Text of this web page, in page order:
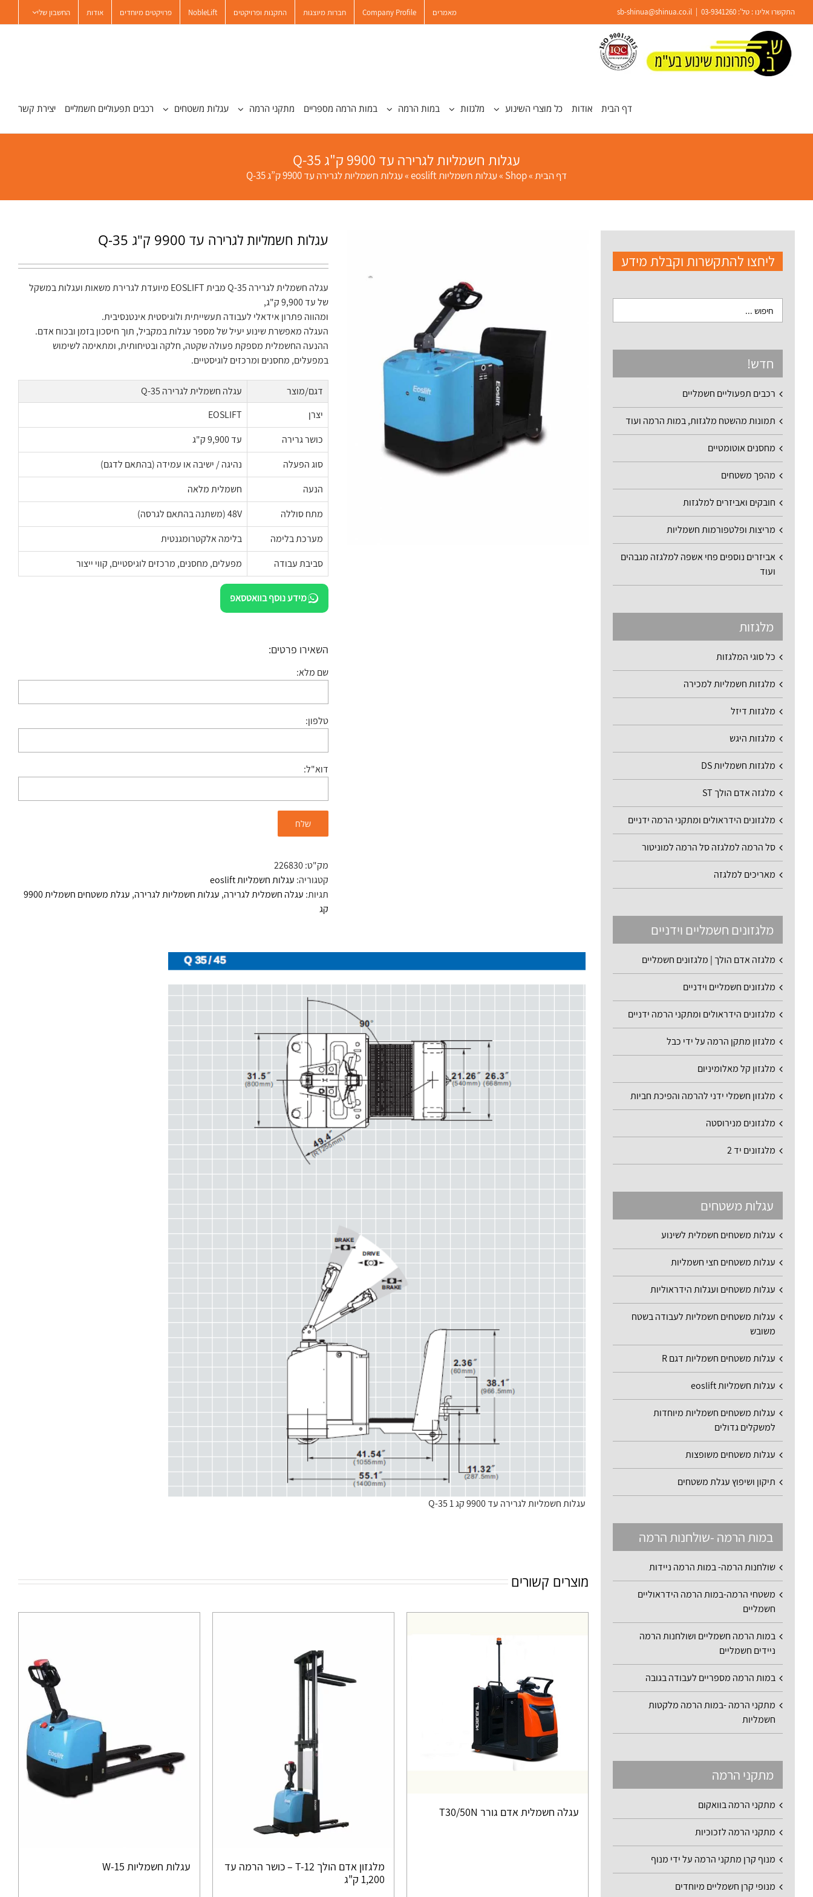
פתח סרגל נגישות
content
התקשרו אלינו : טל': 03-9341260
sb-shinua@shinua.co.il מאמרים Company Profile חברות מיוצגות התקנות ופרויקטים NobleLift פרויקטים מיוחדים אודות החשבון שלי
דף הבית אודות כל מוצרי השינוע מלגזות במות הרמה במות הרמה מספריים מתקני הרמה עגלות משטחים רכבים תפעוליים חשמליים יצירת קשר
עגלות חשמליות לגרירה עד 9900 ק"ג Q-35
דף הבית»
Shop
»עגלות חשמליות eoslift »עגלות חשמליות לגרירה עד 9900 ק”ג Q-35
עגלות חשמליות לגרירה עד 9900 ק"ג Q-35
עגלה חשמלית לגרירה Q-35 מבית EOSLIFT מיועדת לגרירת משאות ועגלות במשקל
של עד 9,900 ק"ג,
ומהווה פתרון אידאלי לעבודה תעשייתית ולוגיסטית אינטנסיבית.
העגלה מאפשרת שינוע יעיל של מספר עגלות במקביל, תוך חיסכון בזמן ובכוח אדם.
ההנעה החשמלית מספקת פעולה שקטה, חלקה ובטיחותית, ומתאימה לשימוש
במפעלים, מחסנים ומרכזים לוגיסטיים.
דגם/מוצר
עגלה חשמלית לגרירה Q-35
יצרן
EOSLIFT
כושר גרירה
עד 9,900 ק"ג
סוג הפעלה
נהיגה / ישיבה או עמידה (בהתאם לדגם)
הנעה
חשמלית מלאה
מתח סוללה
48V (משתנה בהתאם לגרסה)
מערכת בלימה
בלימה אלקטרומגנטית
סביבת עבודה
מפעלים, מחסנים, מרכזים לוגיסטיים, קווי ייצור
מידע נוסף בוואטסאפ
השאירו פרטים:
שם מלא:
טלפון:
דוא"ל:
מק"ט:226830
קטגוריה: עגלות חשמליות eoslift
תגיות: עגלה חשמלית לגרירה, עגלות חשמליות לגרירה,
עגלת משטחים חשמלית 9900
קג
עגלות חשמליות לגרירה עד 9900 קג Q-35 1
מוצרים קשורים
עגלה חשמלית אדם גורר T30/50N
מלגזון אדם הולך T-12 – כושר הרמה עד
1,200 ק"ג
עגלות חשמליות W-15
ליחצו להתקשרות וקבלת מידע
חדש!
רכבים תפעוליים חשמליים
תמונות מהשטח מלגזות, במות הרמה ועוד
מחסנים אוטומטיים
מהפך משטחים
חובקים ואביזרים למלגזות
מריצות ופלטפורמות חשמליות
אביזרים נוספים פחי אשפה למלגזה מגבהים
ועוד
מלגזות
כל סוגי המלגזות
מלגזות חשמליות למכירה
מלגזות דיזל
מלגזות היגש
מלגזות חשמליות DS
מלגזה אדם הולך ST
מלגזונים הידראולים ומתקני הרמה ידניים
סל הרמה למלגזה סל הרמה למוניטור
מאריכים למלגזה
מלגזונים חשמליים וידניים
מלגזה אדם הולך | מלגזונים חשמליים
מלגזונים חשמליים וידניים
מלגזונים הידראולים ומתקני הרמה ידניים
מלגזון מתקן הרמה על ידי כבל
מלגזון קל מאלומיניום
מלגזון חשמלי ידני להרמה והפיכת חביות
מלגזונים מנירוסטה
מלגזונים יד 2
עגלות משטחים
עגלות משטחים חשמלית לשינוע
עגלות משטחים חצי חשמליות
עגלות משטחים ועגלות הידראוליות
עגלות משטחים חשמליות לעבודה בשטח
משובש
עגלות משטחים חשמליות דגם R
עגלות חשמליות eoslift
עגלות משטחים חשמליות מיוחדות
למשקלים גדולים
עגלות משטחים משופצות
תיקון ושיפוץ עגלת משטחים
במות הרמה -שולחנות הרמה
שולחנות הרמה- במות הרמה ניידות
משטחי הרמה-במות הרמה הידראוליים
חשמליים
במות הרמה חשמליים ושולחנות הרמה
ניידים חשמליים
במות הרמה מספריים לעבודה בגובה
מתקני הרמה -במות הרמה מלקטות
חשמליות
מתקני הרמה
מתקני הרמה בוואקום
מתקני הרמה לזכוכיות
מנוף קרן מתקני הרמה על ידי מנוף
מנופי קרן חשמליים מיוחדים